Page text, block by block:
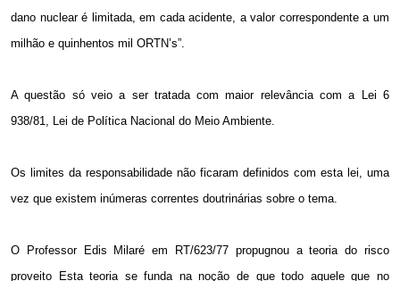
dano nuclear é limitada, em cada acidente, a valor correspondente a um
milhão e quinhentos mil ORTN’s”.
A questão só veio a ser tratada com maior relevância com a Lei 6
938/81, Lei de Política Nacional do Meio Ambiente.
Os limites da responsabilidade não ficaram definidos com esta lei, uma
vez que existem inúmeras correntes doutrinárias sobre o tema.
O Professor Edis Milaré em RT/623/77 propugnou a teoria do risco
proveito Esta teoria se funda na noção de que todo aquele que no